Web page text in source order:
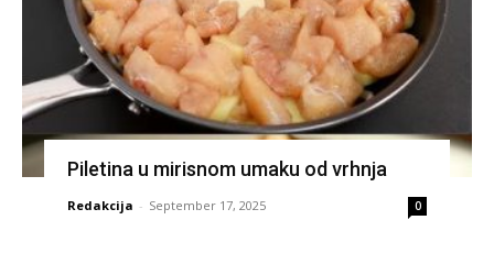
Piletina u mirisnom umaku od vrhnja
Redakcija - September 17, 2025 0